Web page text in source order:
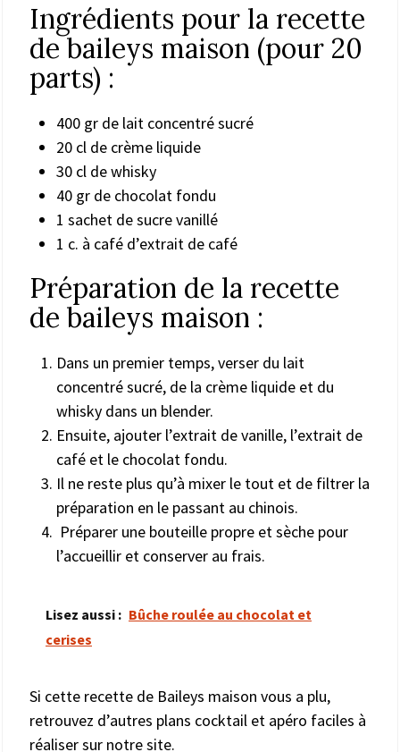
Ingrédients pour la recette
de baileys maison (pour 20
parts) :
400 gr de lait concentré sucré
20 cl de crème liquide
30 cl de whisky
40 gr de chocolat fondu
1 sachet de sucre vanillé
1 c. à café d’extrait de café
Préparation de la recette
de baileys maison :
Dans un premier temps, verser du lait
concentré sucré, de la crème liquide et du
whisky dans un blender.
Ensuite, ajouter l’extrait de vanille, l’extrait de
café et le chocolat fondu.
Il ne reste plus qu’à mixer le tout et de filtrer la
préparation en le passant au chinois.
Préparer une bouteille propre et sèche pour
l’accueillir et conserver au frais.
Lisez aussi : Bûche roulée au chocolat et
cerises
Si cette recette de Baileys maison vous a plu,
retrouvez d’autres plans cocktail et apéro faciles à
réaliser sur notre site.